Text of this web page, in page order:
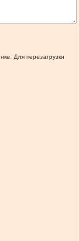
Для перезагрузки